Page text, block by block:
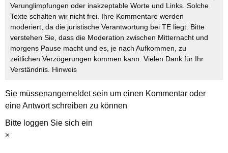
Verunglimpfungen oder inakzeptable Worte und Links. Solche
Texte schalten wir nicht frei. Ihre Kommentare werden
moderiert, da die juristische Verantwortung bei TE liegt. Bitte
verstehen Sie, dass die Moderation zwischen Mitternacht und
morgens Pause macht und es, je nach Aufkommen, zu
zeitlichen Verzögerungen kommen kann. Vielen Dank für Ihr
Verständnis. Hinweis
Sie müssenangemeldetsein um einen Kommentar oder
eine Antwort schreiben zu können
Bitte loggen Sie sich ein
×